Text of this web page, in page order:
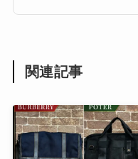
関連記事